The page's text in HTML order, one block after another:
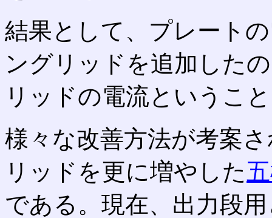
結果として、プレート
ングリッドを追加した
リッドの電流というこ
様々な改善方法が考案
リッドを更に増やした
である。現在、出力段